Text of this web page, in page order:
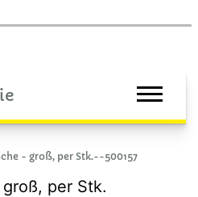
- groß, per Stk.--500157
per Stk.